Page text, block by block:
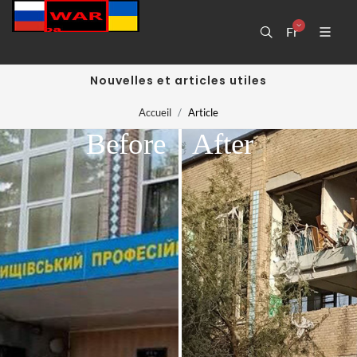
Fr
Nouvelles et articles utiles
Accueil Article
After
Before